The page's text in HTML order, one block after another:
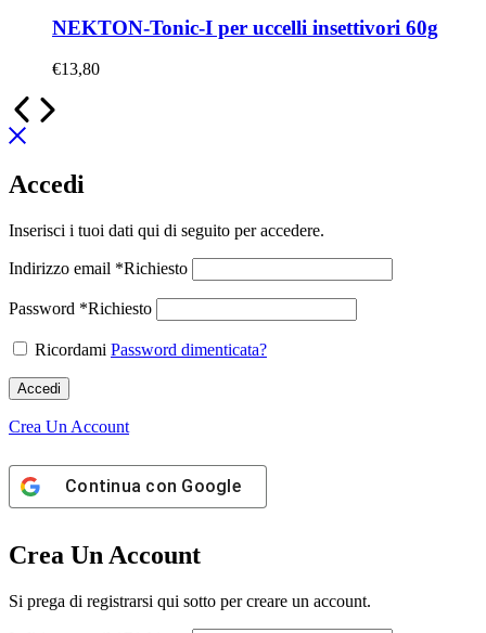
NEKTON-Tonic-I per uccelli insettivori 60g
€13,80
Accedi
Inserisci i tuoi dati qui di seguito per accedere.
Indirizzo email *Richiesto
Password *Richiesto
Ricordami Password dimenticata?
Accedi
Crea Un Account
Continua con Google
Crea Un Account
Si prega di registrarsi qui sotto per creare un account.